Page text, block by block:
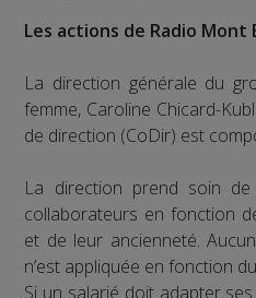
Les actions de Radio Mont
La direction générale du
femme, Caroline Chicard-
de direction (CoDir) est
La direction prend soin
collaborateurs en fonction
et de leur ancienneté.
n’est appliquée en fonction
Si un salarié doit adapter